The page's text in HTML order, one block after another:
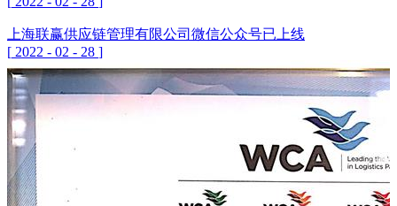
上海联赢供应链管理有限公司微信公众号已上线
[ 2022 - 02 - 28 ]